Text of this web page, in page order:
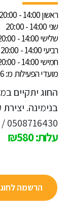
ראשון 14:00 - 20:00
שני 14:00 - 20:00
שלישי 14:00 - 20:00
רביעי 14:00 - 20:00
חמישי 14:00 - 20:00
מועדי הפעילות מ: 01.09.2026 ל: 31.07.2027
בנימינה.
0508716430 / עמית שי 0525919812
עלות: ₪580
הרשמה לחוג